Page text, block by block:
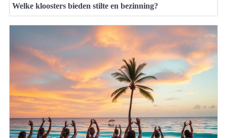
Welke kloosters bieden stilte en bezinning?